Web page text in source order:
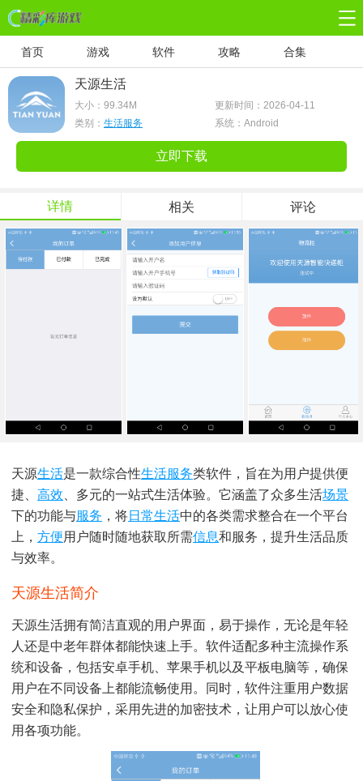
首页 游戏 软件 攻略 合集
天源生活
大小： 99.34M
更新时间：2026-04-11
类别： 生活服务 系统：Android
立即下载
详情 相关 评论
天源生活是一款综合性生活服务类软件，旨在为用户提供便
捷、 高效 、多元的一站式生活体验。它涵盖了众多生活场景
下的功能与服务 ，将日常生活中的各类需求整合在一个平台
上， 方便用户随时随地获取所需信息和服务，提升生活品质
与效率。
天源生活简介
天源生活拥有简洁直观的用户界面，易于操作，无论是年轻
人还是中老年群体都能快速上手。软件适配多种主流操作系
统和设备，包括安卓手机、苹果手机以及平板电脑等，确保
用户在不同设备上都能流畅使用。同时，软件注重用户数据
安全和隐私保护，采用先进的加密技术，让用户可以放心使
用各项功能。